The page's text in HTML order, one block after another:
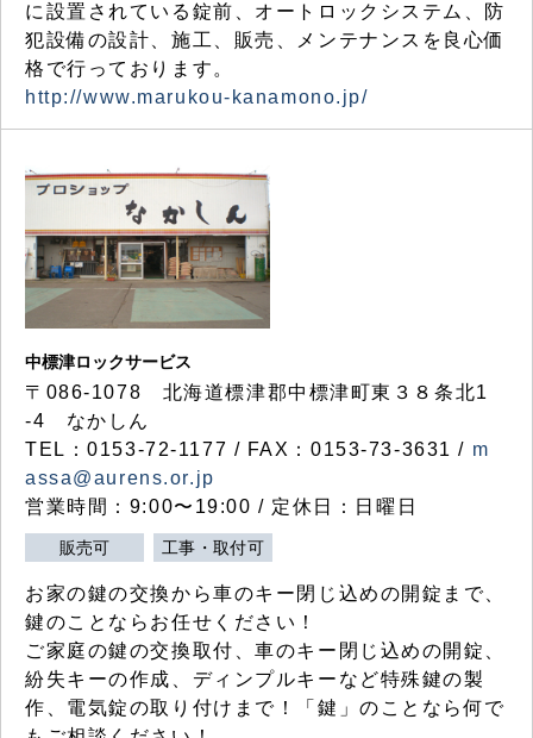
に設置されている錠前、オートロックシステム、防
犯設備の設計、施工、販売、メンテナンスを良心価
格で行っております。
http://www.marukou-kanamono.jp/
中標津ロックサービス
〒086-1078 北海道標津郡中標津町東３８条北1
-4 なかしん
TEL：0153-72-1177 / FAX：0153-73-3631 / m
assa@aurens.or.jp
営業時間：9:00〜19:00 / 定休日：日曜日
販売可 工事・取付可
お家の鍵の交換から車のキー閉じ込めの開錠まで、
鍵のことならお任せください！
ご家庭の鍵の交換取付、車のキー閉じ込めの開錠、
紛失キーの作成、ディンプルキーなど特殊鍵の製
作、電気錠の取り付けまで！「鍵」のことなら何で